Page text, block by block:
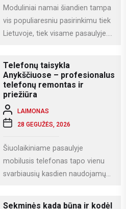
Moduliniai namai šiandien tampa
vis populiaresniu pasirinkimu tiek
Lietuvoje, tiek visame pasaulyje.
Telefonų taisykla
Anykščiuose – profesionalus
telefonų remontas ir
priežiūra
LAIMONAS
28 GEGUŽĖS, 2026
Šiuolaikiniame pasaulyje
mobilusis telefonas tapo vienu
svarbiausių kasdien naudojamų
Sekminės kada būna ir kodėl